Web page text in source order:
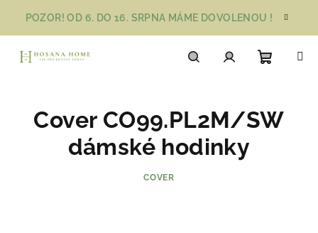
obsah
POZOR! OD 6. DO 16. SRPNA MÁME DOVOLENOU !
košík
Cover CO99.PL2M/SW
dámské hodinky
COVER